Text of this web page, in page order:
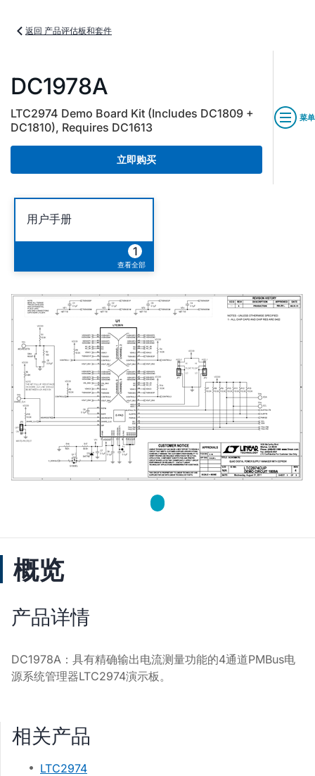
返回 产品评估板和套件
DC1978A
LTC2974 Demo Board Kit (Includes DC1809 +
DC1810), Requires DC1613
立即购买
菜单
用户手册
1
查看全部
概览
产品详情
DC1978A ：具有精确输出电流测量功能的4通道PMBus电
源系统管理器LTC2974演示板。
相关产品
LTC2974